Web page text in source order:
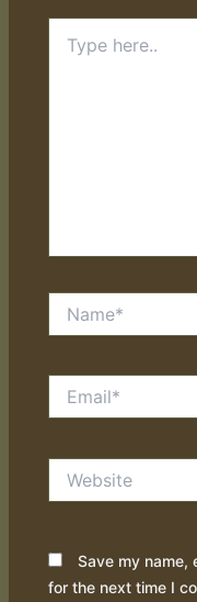
here..
Save my name,
for the next time I